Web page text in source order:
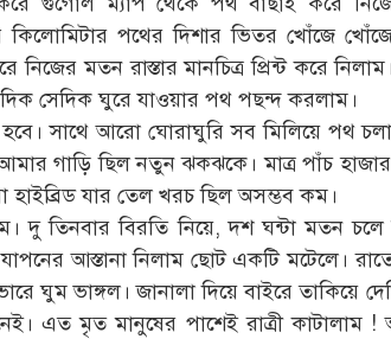
কিলোমিটার পথের দিশার ভিতর খোঁজে
মতন রাস্তার মানচিত্র প্রিন্ট করে
এদিক সেদিক ঘুরে যাওয়ার পথ পছন্দ করলাম।
সাথে আরো ঘোরাঘুরি সব মিলিয়ে পথ
গাড়ি ছিল নতুন ঝকঝকে। মাত্র পাঁচ
হাইব্রিড যার তেল খরচ ছিল অসম্ভব কম।
দু তিনবার বিরতি নিয়ে, দশ ঘন্টা মতন
আস্তানা নিলাম ছোট একটি মটেলে।
ঘুম ভাঙ্গল। জানালা দিয়ে বাইরে তাকিয়ে
এত মৃত মানুষের পাশেই রাত্রী